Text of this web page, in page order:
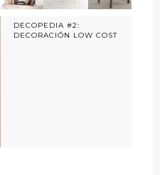
DECOPEDIA #2:
DECORACIÓN LOW COST